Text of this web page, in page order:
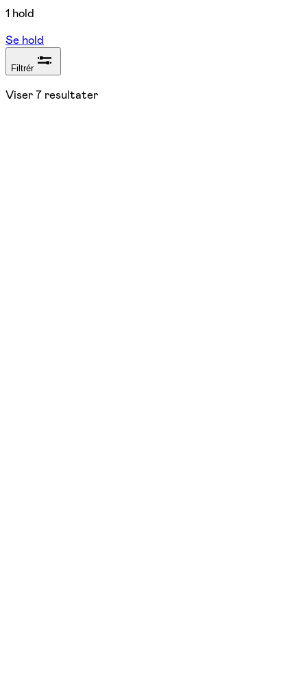
1 hold
Se hold
Filtrér
Viser7 resultater